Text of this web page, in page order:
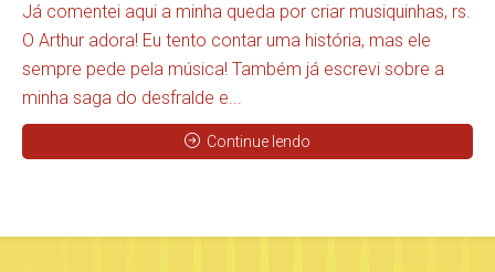
Já comentei aqui a minha queda por criar musiquinhas, rs.
O Arthur adora! Eu tento contar uma história, mas ele
sempre pede pela música! Também já escrevi sobre a
minha saga do desfralde e...
Continue lendo